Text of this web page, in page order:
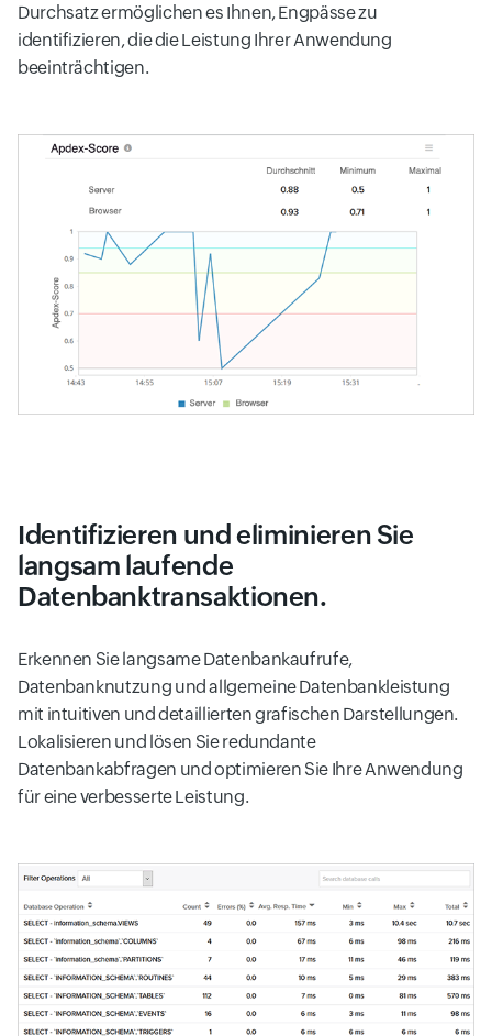
Durchsatz ermöglichen es Ihnen, Engpässe zu
identifizieren, die die Leistung Ihrer Anwendung
beeinträchtigen.
Identifizieren und eliminieren Sie
langsam laufende
Datenbanktransaktionen.
Erkennen Sie langsame Datenbankaufrufe,
Datenbanknutzung und allgemeine Datenbankleistung
mit intuitiven und detaillierten grafischen Darstellungen.
Lokalisieren und lösen Sie redundante
Datenbankabfragen und optimieren Sie Ihre Anwendung
für eine verbesserte Leistung.